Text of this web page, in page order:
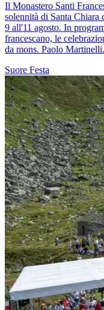
Il Monastero Santi
solennità di Santa Chiara
9 all'11 agosto. In
francescano, le
da mons. Paolo Martinelli.
Suore Festa